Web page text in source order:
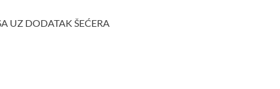
UZ DODATAK ŠEĆERA